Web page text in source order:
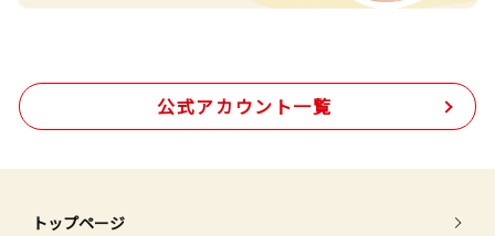
公式アカウント一覧
トップページ